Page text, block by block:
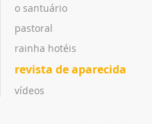
o santuário
pastoral
rainha hotéis
revista de aparecida
vídeos